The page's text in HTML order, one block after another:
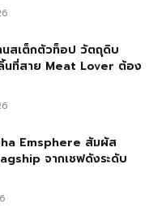
สเต็กตัวท็อป วัตถุดิบ
นที่สาย Meat Lover ต้อง
Emsphere สัมผัส
จากเชฟดังระดับ